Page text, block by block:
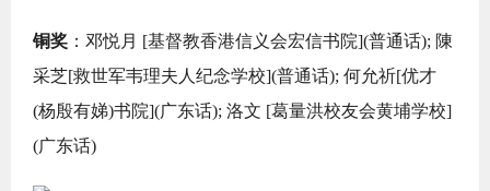
铜奖 ：邓悦月 [基督教香港信义会宏信书院](普通话); 陳
采芝[救世军韦理夫人纪念学校](普通话); 何允祈[优才
(杨殷有娣)书院](广东话); 洛文 [葛量洪校友会黄埔学校]
(广东话)